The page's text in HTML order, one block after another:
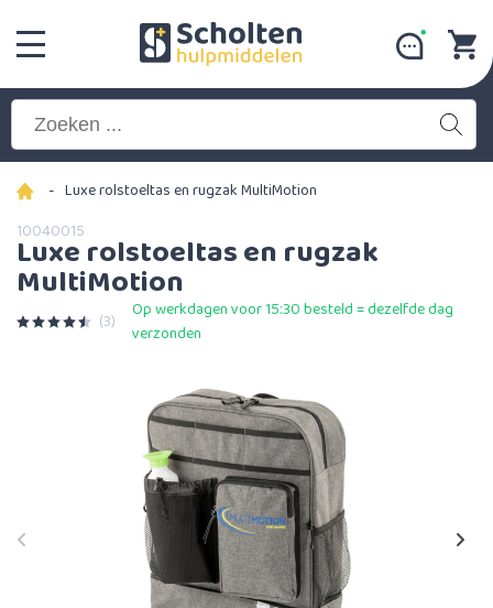
- Luxe rolstoeltas en rugzak MultiMotion
10040015
Luxe rolstoeltas en rugzak
MultiMotion
(3)
Op werkdagen voor 15:30 besteld = dezelfde dag
verzonden